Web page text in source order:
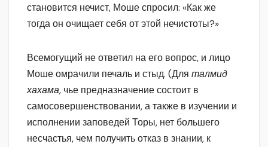
становится нечист, Моше спросил: «Как же
тогда он очищает себя от этой нечистоты?»
Всемогущий не ответил на его вопрос, и лицо
Моше омрачили печаль и стыд. (Для талмид
хахама, чье предназначение состоит в
самосовершенствовании, а также в изучении и
исполнении заповедей Торы, нет большего
несчастья, чем получить отказ в знании, к